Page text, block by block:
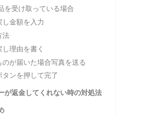
を受け取っている場合
し金額を入力
法
し理由を書く
のが届いた場合写真を送る
タンを押して完了
が返金してくれない時の対処法